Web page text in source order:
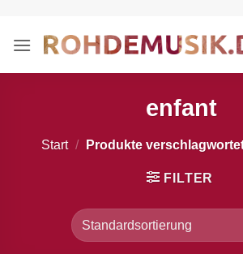
springen
enfant
Start / Produkte
FILTER